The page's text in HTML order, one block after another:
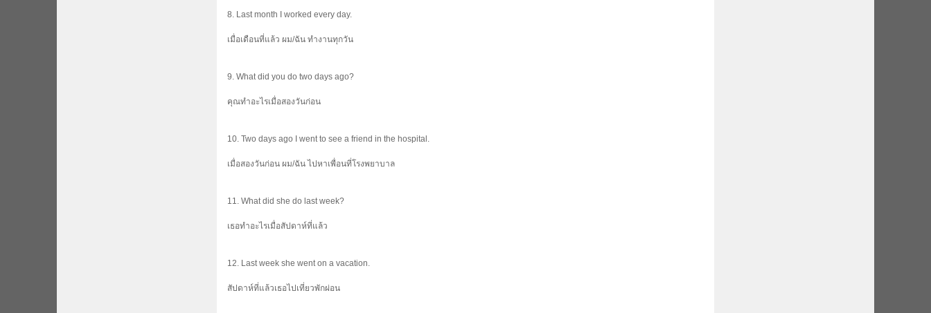
8. Last month I worked every day.
เมื่อเดือนที่แล้ว ผม/ฉัน ทำงานทุกวัน
9. What did you do two days ago?
คุณทำอะไรเมื่อสองวันก่อน
10. Two days ago I went to see a friend in the hospital.
เมื่อสองวันก่อน ผม/ฉัน ไปหาเพื่อนที่โรงพยาบาล
11. What did she do last week?
เธอทำอะไรเมื่อสัปดาห์ที่แล้ว
12. Last week she went on a vacation.
สัปดาห์ที่แล้วเธอไปเที่ยวพักผ่อน